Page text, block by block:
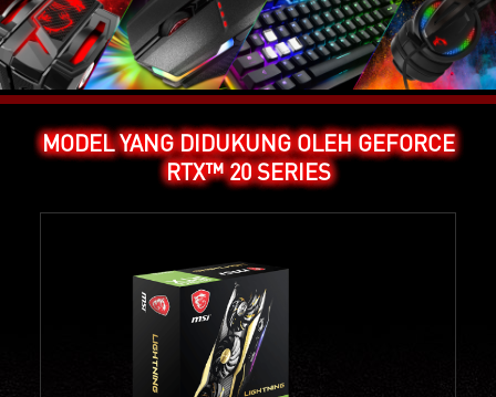
MODEL YANG DIDUKUNG OLEH GEFORCE
RTX™ 20 SERIES